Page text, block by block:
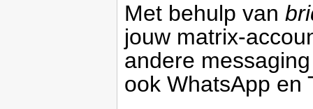
Met behulp van
jouw matrix-
andere
ook WhatsApp en